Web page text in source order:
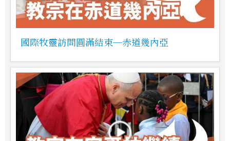
國際牧靈訪問圓滿結束─赤道幾內亞